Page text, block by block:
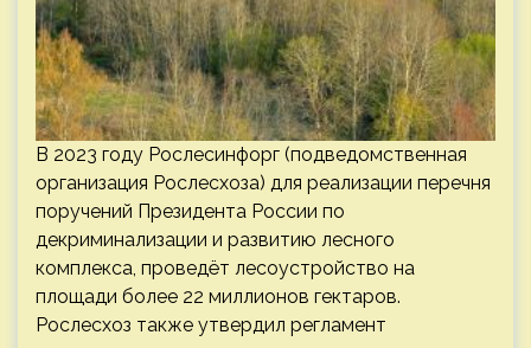
В 2023 году Рослесинфорг (подведомственная
организация Рослесхоза) для реализации перечня
поручений Президента России по
декриминализации и развитию лесного
комплекса, проведёт лесоустройство на
площади более 22 миллионов гектаров.
Рослесхоз также утвердил регламент